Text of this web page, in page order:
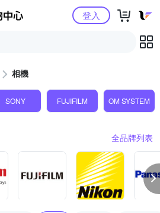
Yahoo購物中心登入
相機
SONY FUJIFILM OM SYSTEM
全品牌列表